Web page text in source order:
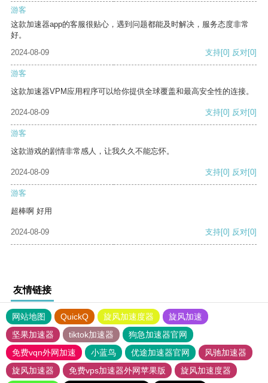
游客
这款加速器app的客服很贴心，遇到问题都能及时解决，服务态度非常
好。
2024-08-09
支持[0] 反对[0]
游客
这款加速器VPM应用程序可以给你提供全球覆盖和最高安全性的连接。
2024-08-09 支持[0] 反对[0]
游客
这款游戏的剧情非常感人，让我久久不能忘怀。
2024-08-09 支持[0] 反对[0]
游客
超棒啊 好用
2024-08-09 支持[0] 反对[0]
友情链接
网站地图 QuickQ 旋风加速度器
旋风加速
坚果加速器
tiktok加速器
狗急加速器官网
免费vqn外网加速
小蓝鸟 优途加速器官网
风驰加速器
旋风加速器
免费vps加速器外网苹果版
旋风加速度器